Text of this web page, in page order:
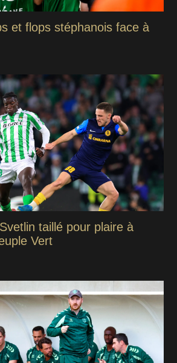
et flops stéphanois face à
taillé pour plaire à
Vert